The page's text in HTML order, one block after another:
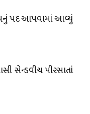
પદ આપવામાં આવ્યું
સેન્ડવીચ પીરસાતાં